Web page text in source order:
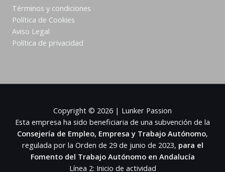
Términos y condiciones
Política de Cookies
Aviso Legal
Política de privacidad
Copyright © 2026 | Lunker Passion
Esta empresa ha sido beneficiaria de una subvención de la
Consejería de Empleo, Empresa y Trabajo Autónomo,
regulada por la Orden de 29 de junio de 2023, para el
Fomento del Trabajo Autónomo en Andalucía
Línea 2: Inicio de actividad